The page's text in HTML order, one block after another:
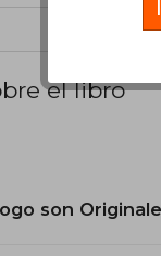
el libro
son